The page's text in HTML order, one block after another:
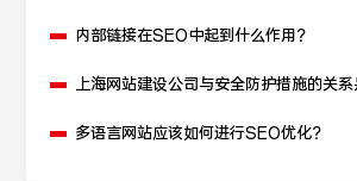
内部链接在SEO中起到什么作用？
上海网站建设公司与安全防护措施的关
多语言网站应该如何进行SEO优化？